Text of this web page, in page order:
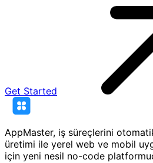
Get Started
AppMaster, iş süreçlerini
üretimi ile yerel web ve mobil
için yeni nesil no-code